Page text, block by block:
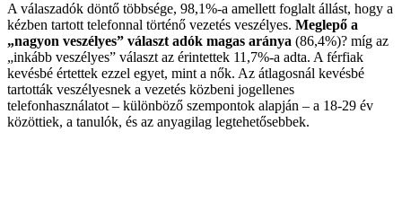
A válaszadók döntő többsége, 98,1%-a amellett foglalt állást, hogy a
kézben tartott telefonnal történő vezetés veszélyes. Meglepő a
„nagyon veszélyes” választ adók magas aránya (86,4%)? míg az
„inkább veszélyes” választ az érintettek 11,7%-a adta. A férfiak
kevésbé értettek ezzel egyet, mint a nők. Az átlagosnál kevésbé
tartották veszélyesnek a vezetés közbeni jogellenes
telefonhasználatot – különböző szempontok alapján – a 18-29 év
közöttiek, a tanulók, és az anyagilag legtehetősebbek.